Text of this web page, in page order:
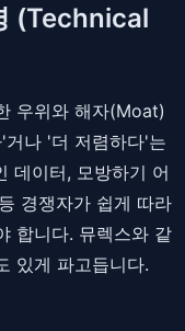
(Technical
우위와 해자(Moat)
나 '더 저렴하다'는
데이터, 모방하기 어
경쟁자가 쉽게 따라
합니다. 뮤렉스와 같
있게 파고듭니다.